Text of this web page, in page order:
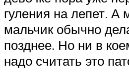
гуления на лепет.
мальчик обычно
позднее. Но ни в
надо считать это